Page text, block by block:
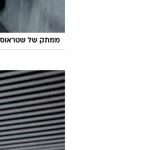
ממתק של שטראוס.